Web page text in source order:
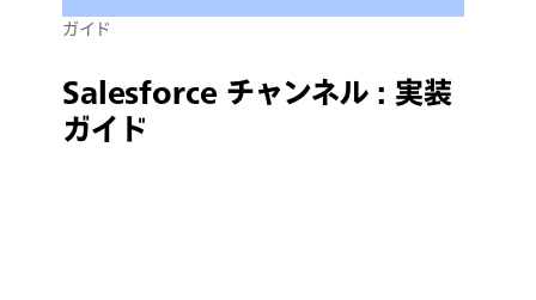
ガイド
Salesforce チャンネル : 実装
ガイド